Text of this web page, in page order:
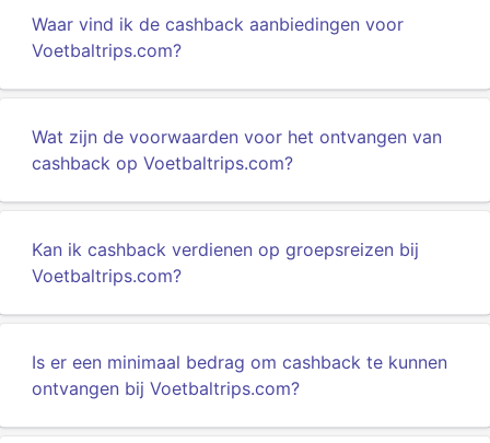
Waar vind ik de cashback aanbiedingen voor
Voetbaltrips.com?
Wat zijn de voorwaarden voor het ontvangen van
cashback op Voetbaltrips.com?
Kan ik cashback verdienen op groepsreizen bij
Voetbaltrips.com?
Is er een minimaal bedrag om cashback te kunnen
ontvangen bij Voetbaltrips.com?